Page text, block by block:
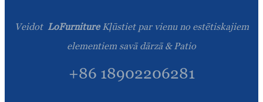
Veidot LoFurniture Kļūstiet par vienu no estētiskajiem
elementiem savā dārzā & Patio
+86 18902206281